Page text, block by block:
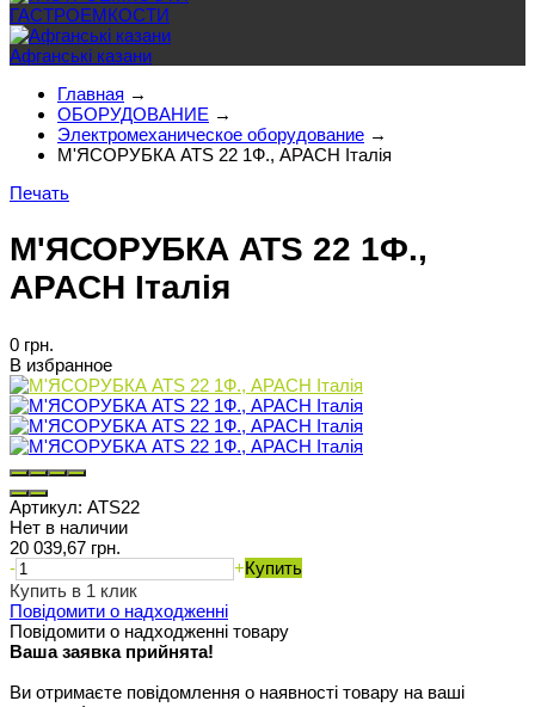
ГАСТРОЕМКОСТИ
Афганські казани
Главная →
ОБОРУДОВАНИЕ →
Электромеханическое оборудование →
М'ЯСОРУБКА ATS 22 1Ф., APACH Італія
Печать
М'ЯСОРУБКА ATS 22 1Ф.,
APACH Італія
0 грн.
В избранное
Артикул: ATS22
Нет в наличии
20 039,67 грн.
-
+Купить
Купить в 1 клик
Повідомити о надходженні
Повідомити о надходженні товару
Ваша заявка прийнята!
Ви отримаєте повідомлення о наявності товару на ваші